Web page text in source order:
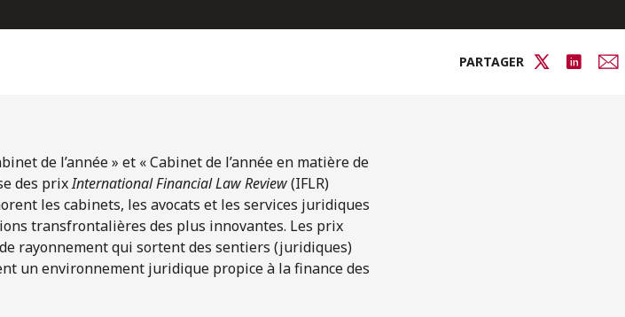
PARTAGER
de l’année » et « Cabinet de l’année en matière de
des prixInternational Financial Law Review(IFLR)
les cabinets, les avocats et les services juridiques
transfrontalières des plus innovantes. Les prix
rayonnement qui sortent des sentiers (juridiques)
un environnement juridique propice à la finance des